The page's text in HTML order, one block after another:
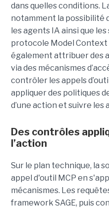
dans quelles conditions.
notamment la possibilité
les agents IA ainsi que
protocole Model Context
également attribuer des
via des mécanismes
contrôler les appels
appliquer des politiques
d’une action et suivre
Des contrôles
l’action
Sur le plan technique, la
appel d'outil MCP en
mécanismes. Les
framework SAGE, puis